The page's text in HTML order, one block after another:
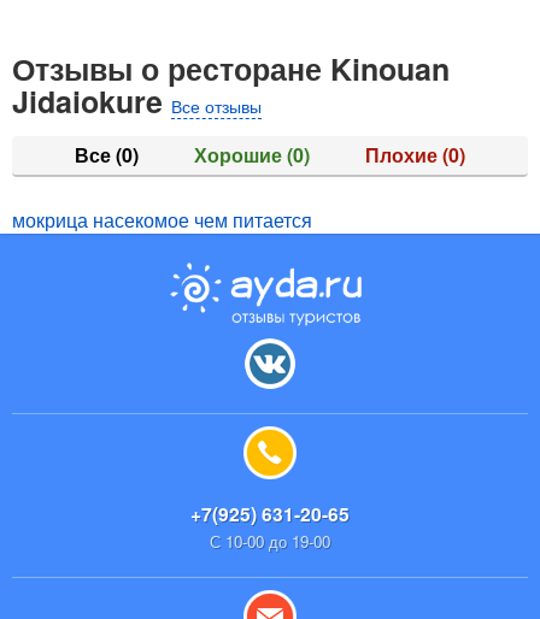
Отзывы о ресторане Kinouan
JidaiokureВсе отзывы
Все(0) Хорошие(0) Плохие(0)
мокрица насекомое чем питается
+7(925) 631-20-65
С 10-00 до 19-00